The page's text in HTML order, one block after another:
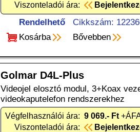
Viszonteladói ára:
Rendelhető
Cikkszám:
Kosárba
Bővebben
Golmar D4L-Plus
Videojel elosztó modul, 3+Koax
videokaputelefon rendszerekhez
Végfelhasználói ára: 9 069.- Ft
Viszonteladói ára: